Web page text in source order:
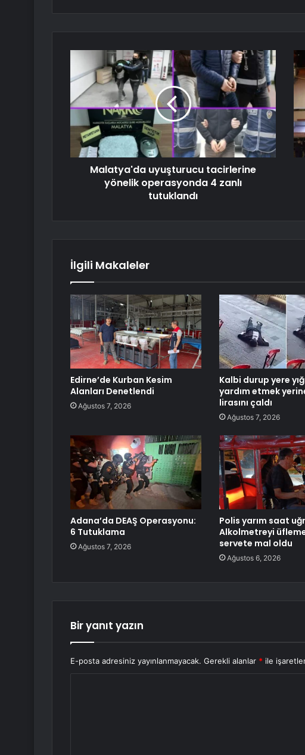
Malatya'da uyuşturucu tacirlerine
yönelik operasyonda 4 zanlı
tutuklandı
İlgili Makaleler
Edirne’de Kurban Kesim
Alanları Denetlendi
Ağustos 7, 2026
Kalbi durup yere
yardım etmek
lirasını çaldı
Ağustos 7, 2026
Adana’da DEAŞ Operasyonu:
6 Tutuklama
Ağustos 7, 2026
Polis yarım saat
Alkolmetreyi
servete mal oldu
Ağustos 6, 2026
Bir yanıt yazın
E-posta adresiniz yayınlanmayacak. Gerekli alanlar * ile